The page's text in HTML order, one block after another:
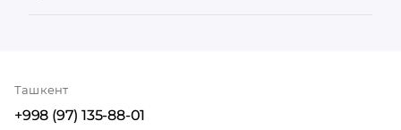
Ташкент
+998 (97) 135-88-01